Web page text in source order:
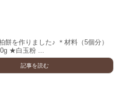
餅を作りました♪ ＊材料（5個分）
★白玉粉 ...
記事を読む